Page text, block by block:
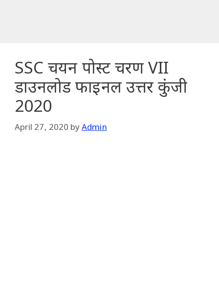
SSC चयन पोस्ट चरण VII
डाउनलोड फाइनल उत्तर कुंजी
2020
April 27, 2020 byAdmin